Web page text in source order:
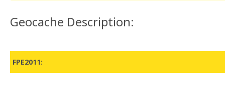
Geocache Description:
FPE2011: